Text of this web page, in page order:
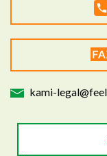
kami-